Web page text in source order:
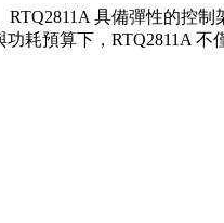
具備彈性的控
耗預算下，RTQ2811A 不